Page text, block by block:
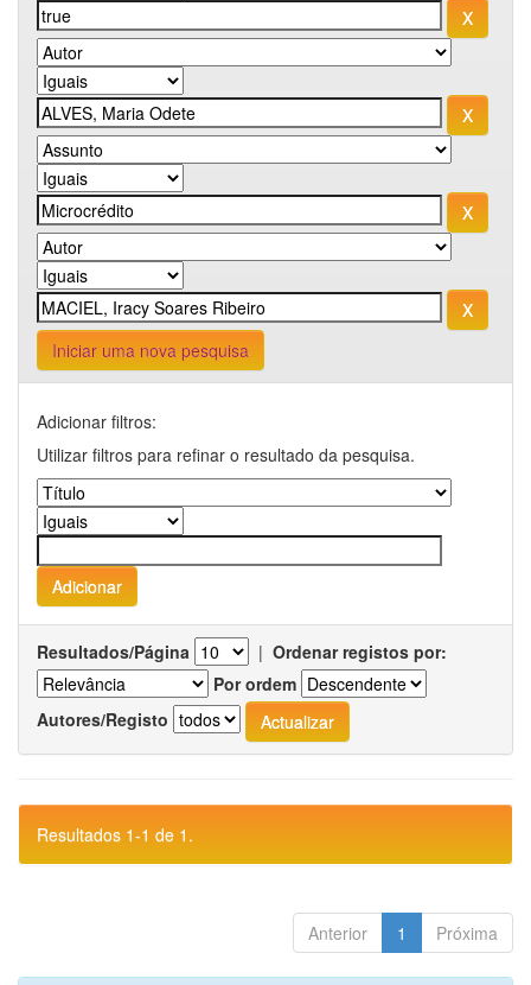
Iniciar uma nova pesquisa
Adicionar filtros:
Utilizar filtros para refinar o resultado da pesquisa.
Resultados/Página | Ordenar registos por:
Por ordem
Autores/Registo
Resultados 1-1 de 1.
Anterior 1 Próxima